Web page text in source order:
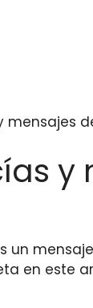
mensajes
un
en este